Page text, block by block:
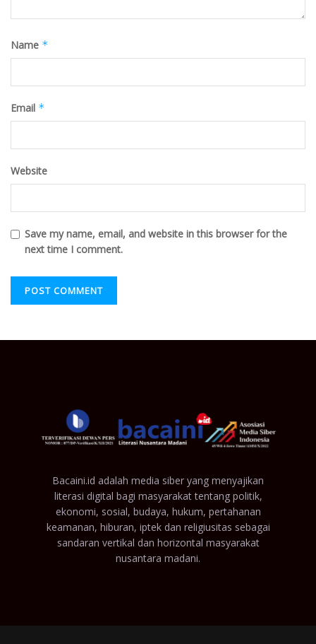
Name *
Email *
Website
Save my name, email, and website in this browser for the
next time I comment.
Bacaini.id adalah media siber yang menyajikan
literasi digital bagi masyarakat tentang politik,
ekonomi, sosial, budaya, hukum, pertahanan
keamanan, hiburan, iptek dan religiusitas sebagai
sandaran vertikal dan horizontal masyarakat
nusantara madani.